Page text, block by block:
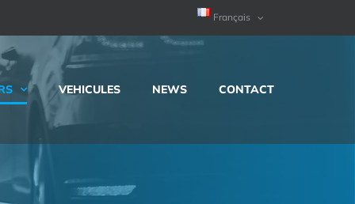
Français
VEHICULES NEWS CONTACT